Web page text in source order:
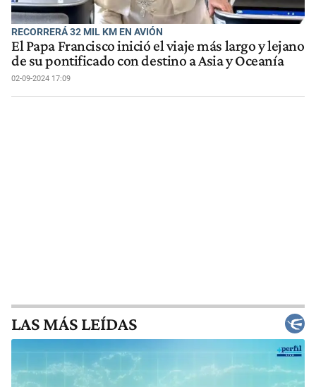
RECORRERÁ 32 MIL KM EN AVIÓN
El Papa Francisco inició el viaje más largo y lejano
de su pontificado con destino a Asia y Oceanía
02-09-2024 17:09
LAS MÁS LEÍDAS